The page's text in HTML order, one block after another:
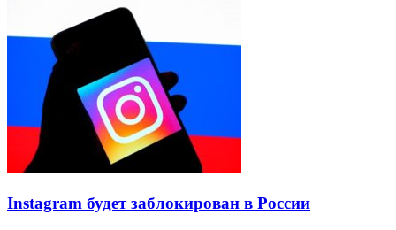
Instagram будет заблокирован в России